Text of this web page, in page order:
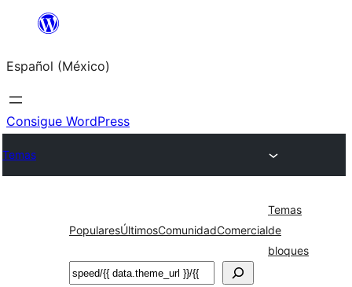
Saltar
contenido
Español (México)
Consigue WordPress
Temas
PopularesÚltimosComunidadComercial
Temas
de
bloques
Buscar